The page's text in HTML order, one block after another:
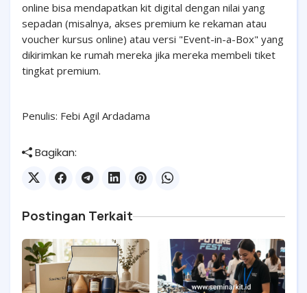
online bisa mendapatkan kit digital dengan nilai yang
sepadan (misalnya, akses premium ke rekaman atau
voucher kursus online) atau versi "Event-in-a-Box" yang
dikirimkan ke rumah mereka jika mereka membeli tiket
tingkat premium.
Penulis: Febi Agil Ardadama
Bagikan:
Postingan Terkait